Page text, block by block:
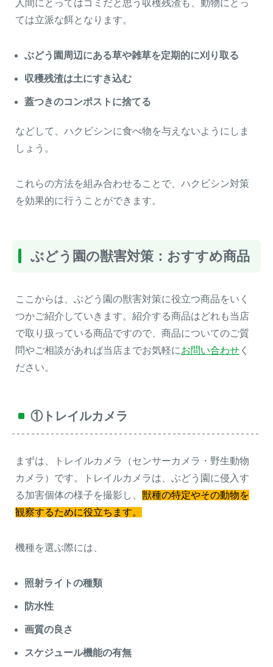
人間にとってはゴミだと思う収穫残渣も、動物にとっ
ては立派な餌となります。
ぶどう園周辺にある草や雑草を定期的に刈り取る
収穫残渣は土にすき込む
蓋つきのコンポストに捨てる
などして、ハクビシンに食べ物を与えないようにしま
しょう。
これらの方法を組み合わせることで、ハクビシン対策
を効果的に行うことができます。
ぶどう園の獣害対策：おすすめ商品
ここからは、ぶどう園の獣害対策に役立つ商品をいく
つかご紹介していきます。紹介する商品はどれも当店
で取り扱っている商品ですので、商品についてのご質
問やご相談があれば当店までお気軽にお問い合わせ く
ださい。
①トレイルカメラ
まずは、トレイルカメラ（センサーカメラ・野生動物
カメラ）です。トレイルカメラは、ぶどう園に侵入す
る加害個体の様子を撮影し、 獣種の特定やその動物を
観察するために役立ちます。
機種を選ぶ際には、
照射ライトの種類
防水性
画質の良さ
スケジュール機能の有無